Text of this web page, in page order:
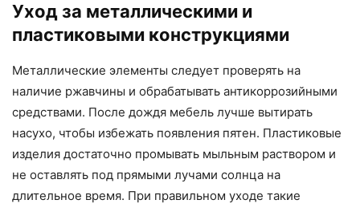
Уход за металлическими и
пластиковыми конструкциями
Металлические элементы следует проверять на
наличие ржавчины и обрабатывать антикоррозийными
средствами. После дождя мебель лучше вытирать
насухо, чтобы избежать появления пятен. Пластиковые
изделия достаточно промывать мыльным раствором и
не оставлять под прямыми лучами солнца на
длительное время. При правильном уходе такие